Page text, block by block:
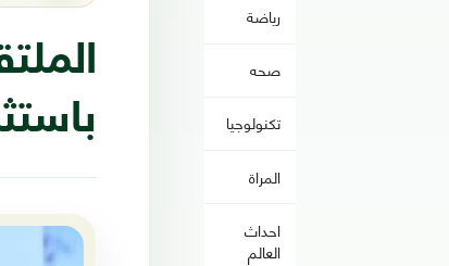
رياضة
صحه
تكنولوجيا
المراة
احداث
العالم